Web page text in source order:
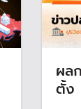
ผล
ตั้ง